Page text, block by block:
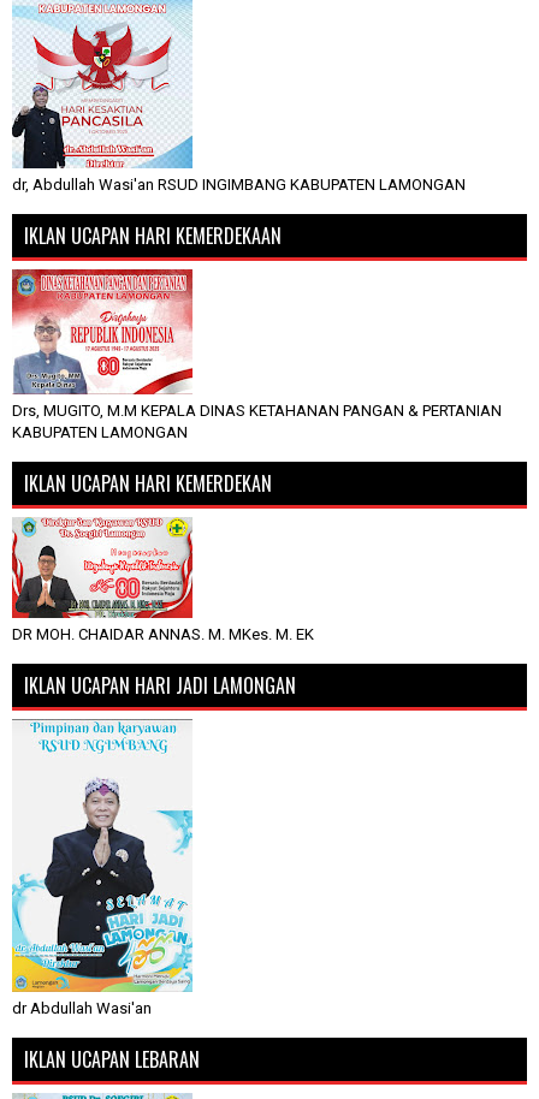
dr, Abdullah Wasi'an RSUD INGIMBANG KABUPATEN LAMONGAN
IKLAN UCAPAN HARI KEMERDEKAAN
Drs, MUGITO, M.M KEPALA DINAS KETAHANAN PANGAN & PERTANIAN
KABUPATEN LAMONGAN
IKLAN UCAPAN HARI KEMERDEKAN
DR MOH. CHAIDAR ANNAS. M. MKes. M. EK
IKLAN UCAPAN HARI JADI LAMONGAN
dr Abdullah Wasi'an
IKLAN UCAPAN LEBARAN